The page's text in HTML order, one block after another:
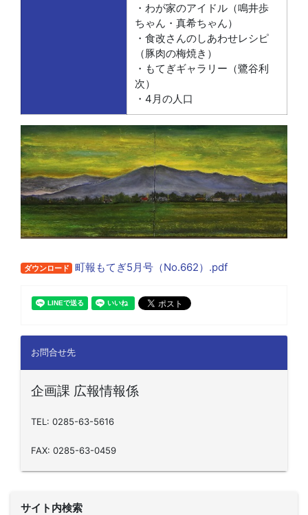
・わが家のアイドル（鳴井歩
ちゃん・真希ちゃん）
・食改さんのしあわせレシピ
（豚肉の梅焼き）
・もてぎギャラリー（鷺谷利
次）
・4月の人口
ダウンロード 町報もてぎ5月号（No.662）.pdf
お問合せ先
企画課 広報情報係
TEL: 0285-63-5616
FAX: 0285-63-0459
サイト内検索